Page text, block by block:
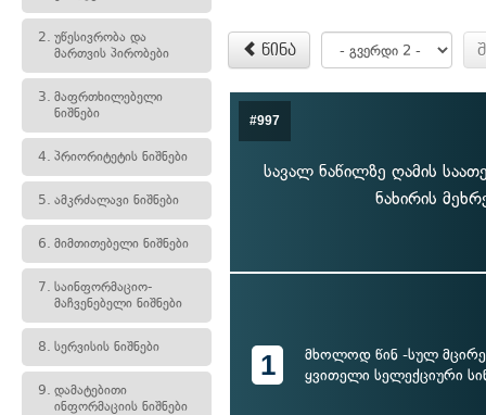
2. უწესივრობა და
მართვის პირობები
3. მაფრთხილებელი
ნიშნები
4. პრიორიტეტის ნიშნები
5. ამკრძალავი ნიშნები
6. მიმთითებელი ნიშნები
7. საინფორმაციო-
მაჩვენებელი ნიშნები
8. სერვისის ნიშნები
9. დამატებითი
ინფორმაციის ნიშნები
წინა
#997
სავალ ნაწილზე ღამის
ნახირის
1
მხოლოდ წინ -სულ
ყვითელი სელექციური